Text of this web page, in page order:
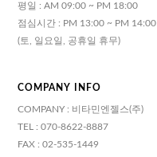
평일 : AM 09:00 ~ PM 18:00
점심시간 : PM 13:00 ~ PM 14:00
(토, 일요일, 공휴일 휴무)
COMPANY INFO
COMPANY : 비타민엔젤스(주)
TEL : 070-8622-8887
FAX : 02-535-1449